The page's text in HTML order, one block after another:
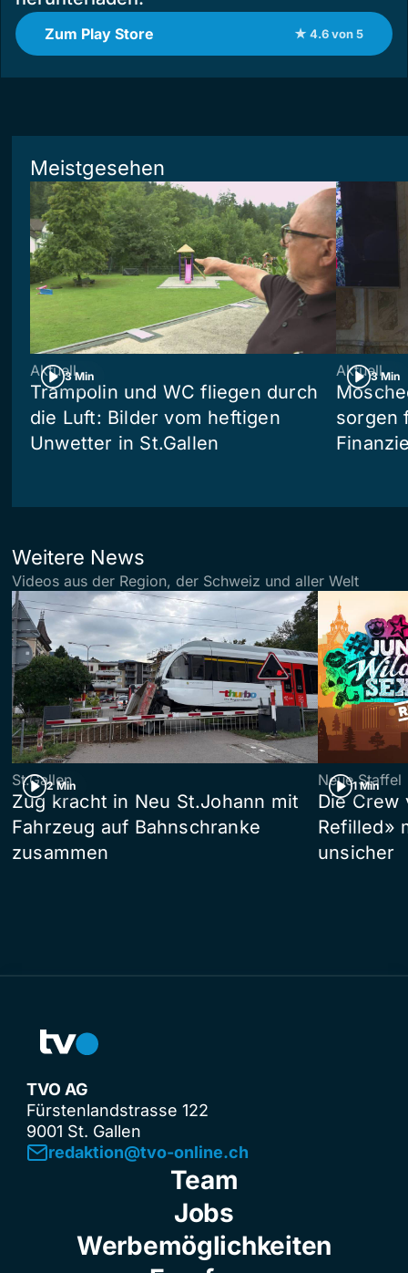
Zum Play Store ★ 4.6 von 5
Meistgesehen
3 Min
Aktuell
Trampolin und WC fliegen durch
die Luft: Bilder vom heftigen
Unwetter in St.Gallen
3 Min
Aktuell
sorgen
Weitere News
Videos aus der Region, der Schweiz und aller Welt
2 Min
St.Gallen
Zug kracht in Neu St.Johann mit
Fahrzeug auf Bahnschranke
zusammen
1 Min
Neue Staffel
Die Crew
Refilled»
unsicher
TVO AG
Fürstenlandstrasse 122
9001 St. Gallen
redaktion@tvo-online.ch
Team
Jobs
Werbemöglichkeiten